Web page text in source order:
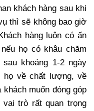
khách hàng sau khi
thì sẽ không bao giờ
hàng luôn có ấn
họ có khâu chăm
khoảng 1-2 ngày
họ về chất lượng, về
muốn đóng góp
trò rất quan trọng